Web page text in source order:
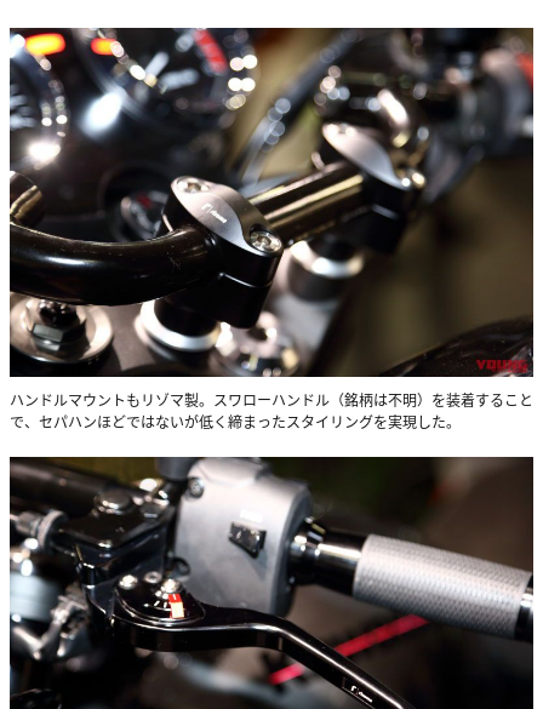
ハンドルマウントもリゾマ製。スワローハンドル（銘柄は不明）を装着すること
で、セパハンほどではないが低く締まったスタイリングを実現した。